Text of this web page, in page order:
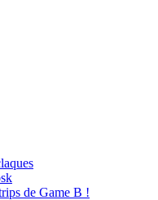
de Game B !